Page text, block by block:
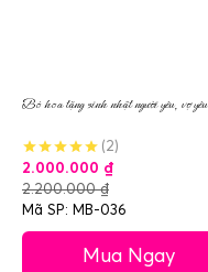
Bó hoa tặng sinh nhật người yêu, vợ yêu
(2)
2.000.000 ₫
2.200.000₫
Mã SP: MB-036
Mua Ngay